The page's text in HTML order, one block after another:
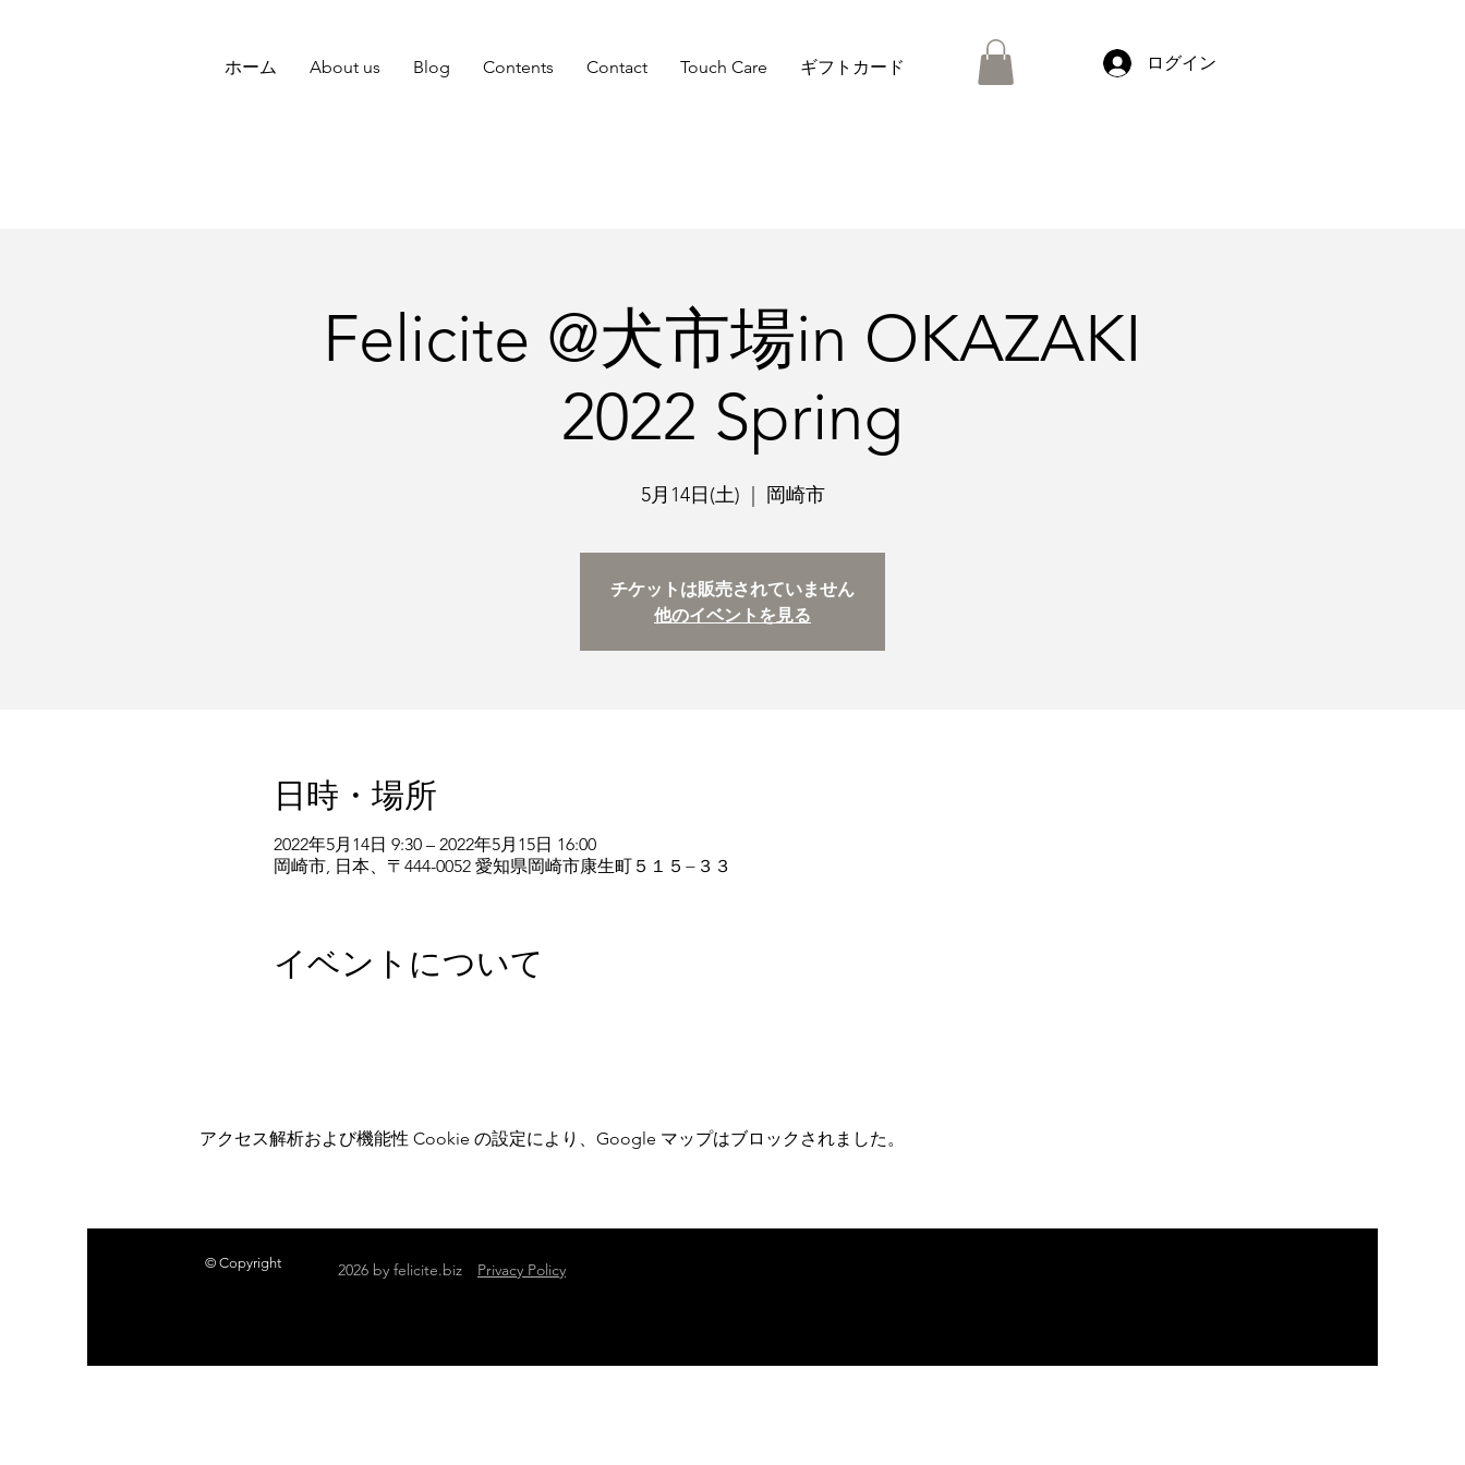
ホーム About us Blog Contents Contact Touch Care ギフトカード ログイン
Felicite @犬市場in OKAZAKI
2022 Spring
5月14日(土) 岡崎市
チケットは販売されていません
他のイベントを見る
日時・場所
2022年5月14日 9:30 – 2022年5月15日 16:00
岡崎市, 日本、〒444-0052 愛知県岡崎市康生町５１５−３３
イベントについて
アクセス解析および機能性 Cookie の設定により、Google マップはブロックされました。
© Copyright 2026 by felicite.biz Privacy Policy